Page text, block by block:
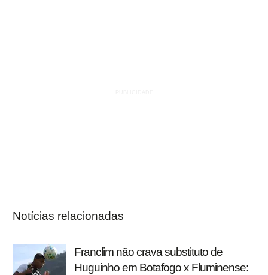
Notícias relacionadas
Franclim não crava substituto de
Huguinho em Botafogo x Fluminense: